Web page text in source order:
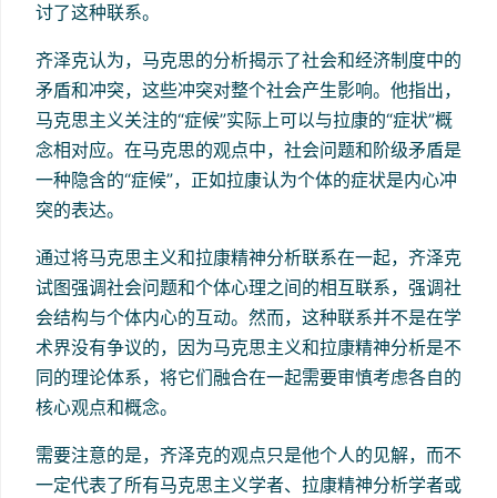
讨了这种联系。
齐泽克认为，马克思的分析揭示了社会和经济制度中的
矛盾和冲突，这些冲突对整个社会产生影响。他指出，
马克思主义关注的“症候”实际上可以与拉康的“症状”概
念相对应。在马克思的观点中，社会问题和阶级矛盾是
一种隐含的“症候”，正如拉康认为个体的症状是内心冲
突的表达。
通过将马克思主义和拉康精神分析联系在一起，齐泽克
试图强调社会问题和个体心理之间的相互联系，强调社
会结构与个体内心的互动。然而，这种联系并不是在学
术界没有争议的，因为马克思主义和拉康精神分析是不
同的理论体系，将它们融合在一起需要审慎考虑各自的
核心观点和概念。
需要注意的是，齐泽克的观点只是他个人的见解，而不
一定代表了所有马克思主义学者、拉康精神分析学者或